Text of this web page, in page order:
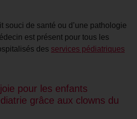
souci de santé ou d’une pathologie
est présent pour tous les
des services pédiatriques
pour les enfants
grâce aux clowns du